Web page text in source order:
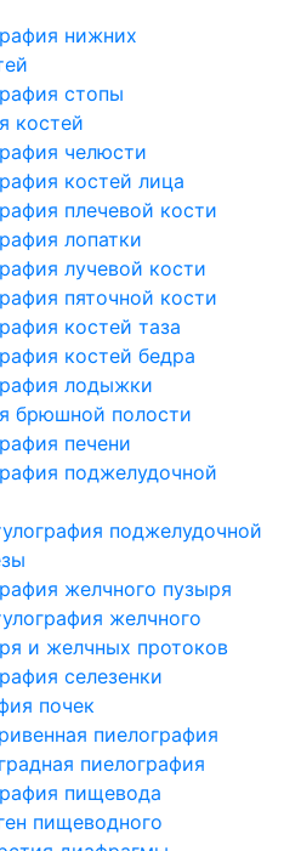
нижних
стопы
костей
челюсти
костей лица
плечевой кости
лопатки
лучевой кости
пяточной кости
костей таза
костей бедра
лодыжки
брюшной полости
печени
поджелудочной
поджелудочной
желчного пузыря
желчного
и желчных протоков
селезенки
почек
пиелография
пиелография
пищевода
пищеводного